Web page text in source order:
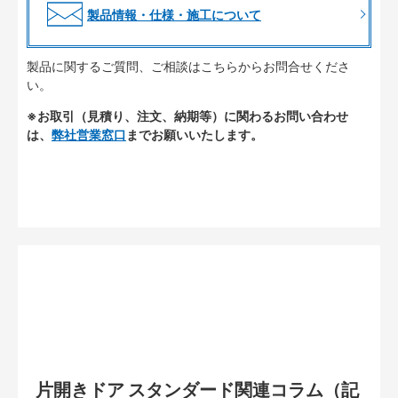
製品情報・仕様・施工について
製品に関するご質問、ご相談はこちらからお問合せくださ
い。
※お取引（見積り、注文、納期等）に関わるお問い合わせ
は、 弊社営業窓口 までお願いいたします。
片開きドア スタンダード関連コラム（記